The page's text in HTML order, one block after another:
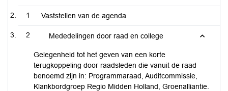
1 Vaststellen van de agenda
2 Mededelingen door raad en college
Gelegenheid tot het geven van een korte
terugkoppeling door raadsleden die vanuit de raad
benoemd zijn in: Programmaraad, Auditcommissie,
Klankbordgroep Regio Midden Holland, Groenalliantie.